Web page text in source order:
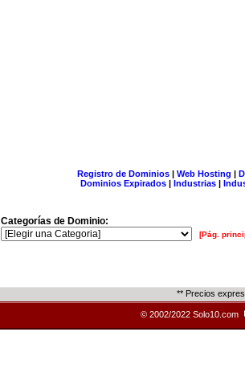
Registro de Dominios| Web Hosting |
Dominios Expirados | Industrias |
Categorías de Dominio:
[Pág.
** Precios
© 2002/2022 Solo10.com